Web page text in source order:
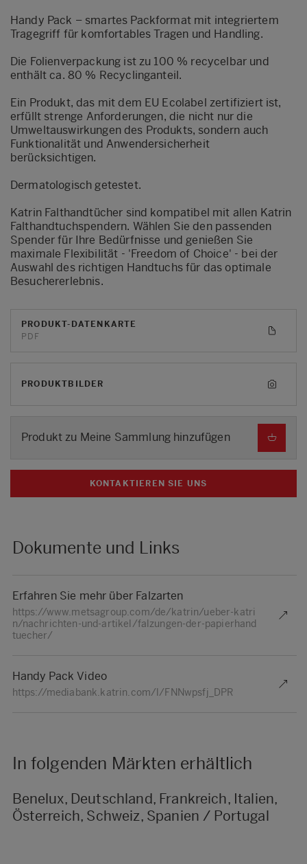
Handy Pack – smartes Packformat mit integriertem
Tragegriff für komfortables Tragen und Handling.
Die Folienverpackung ist zu 100 % recycelbar und
enthält ca. 80 % Recyclinganteil.
Ein Produkt, das mit dem EU Ecolabel zertifiziert ist,
erfüllt strenge Anforderungen, die nicht nur die
Umweltauswirkungen des Produkts, sondern auch
Funktionalität und Anwendersicherheit
berücksichtigen.
Dermatologisch getestet.
Katrin Falthandtücher sind kompatibel mit allen Katrin
Falthandtuchspendern. Wählen Sie den passenden
Spender für Ihre Bedürfnisse und genießen Sie
maximale Flexibilität - 'Freedom of Choice' - bei der
Auswahl des richtigen Handtuchs für das optimale
Besuchererlebnis.
PRODUKT-DATENKARTE
PDF
PRODUKTBILDER
Produkt zu Meine Sammlung hinzufügen
KONTAKTIEREN SIE UNS
Dokumente und Links
Erfahren Sie mehr über Falzarten
https://www.metsagroup.com/de/katrin/ueber-katri
n/nachrichten-und-artikel/falzungen-der-papierhand
tuecher/
Handy Pack Video
https://mediabank.katrin.com/l/FNNwpsfj_DPR
In folgenden Märkten erhältlich
Benelux, Deutschland, Frankreich, Italien,
Österreich, Schweiz, Spanien / Portugal